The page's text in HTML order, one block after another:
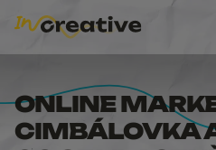
ONLINE
ONLINE
CIMBÁLOVKA